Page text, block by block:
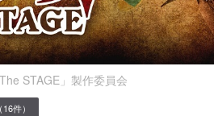
STAGE」製作委員会
件）